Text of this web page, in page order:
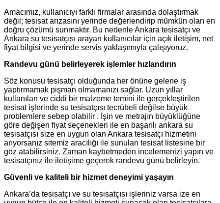
Amacımız, kullanıcıyı farklı firmalar arasında dolaştırmak
değil; tesisat arızasını yerinde değerlendirip mümkün olan en
doğru çözümü sunmaktır. Bu nedenle Ankara tesisatçı ve
Ankara su tesisatçısı arayan kullanıcılar için açık iletişim, net
fiyat bilgisi ve yerinde servis yaklaşımıyla çalışıyoruz.
Randevu günü belirleyerek işlemler hızlandırın
Söz konusu tesisatçı olduğunda her önüne gelene iş
yaptırmamak pişman olmamanızı sağlar. Uzun yıllar
kullanılan ve ciddi bir malzeme temini ile gerçekleştirilen
tesisat işlerinde su tesisatçısı tecrübeli değilse büyük
problemlere sebep olabilir . İşin ve metrajın büyüklüğüne
göre değişen fiyat seçenekleri ile en başarılı ankara su
tesisatçısı size en uygun olan Ankara tesisatçı hizmetini
arıyorsanız sitemiz aracılığı ile sunulan tesisat listesine bir
göz atabilirsiniz. Zaman kaybetmeden incelemenizi yapın ve
tesisatçınız ile iletişime geçerek randevu günü belirleyin.
Güvenli ve kaliteli bir hizmet deneyimi yaşayın
Ankara’da tesisatçı ve su tesisatçısı işleriniz varsa ize en